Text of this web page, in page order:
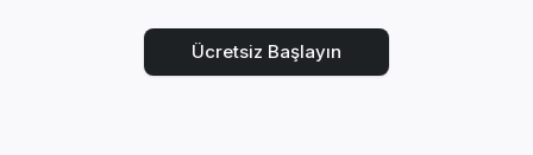
Ücretsiz Başlayın